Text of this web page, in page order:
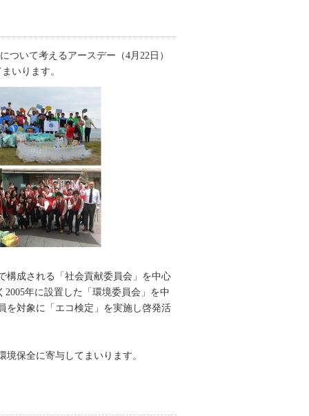
ついて考えるアースデー（4月22日）
いります。
構成される「社会貢献委員会」を中心
年に設置した「環境委員会」を中
を対象に「エコ検定」を実施し啓発活
保全に寄与してまいります。